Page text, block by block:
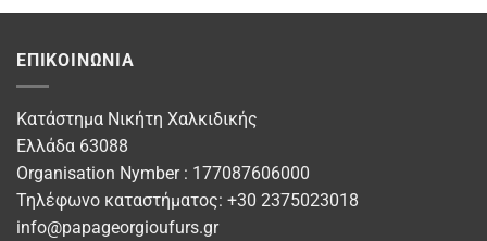
πολλαπλές
Οι
επιλογές
μπορούν
επιλεγούν
στη
Οι
μπορούν
επιλεγούν
ΕΠΙΚΟΙΝΩΝΊΑ
Κατάστημα Νικήτη Χαλκιδικής
Ελλάδα 63088
Organisation Nymber : 177087606000
Τηλέφωνο καταστήματος: +30 2375023018
info@papageorgioufurs.gr